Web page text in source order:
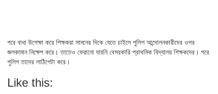
পরে বাধা উপেক্ষা করে শিক্ষকরা সামনের দিকে যেতে চাইলে পুলিশ আন্দোলনকারীদের ওপর
জলকামান নিক্ষেপ করে। তাতেও ফেরানো যায়নি বেসরকারি প্রাথমিক বিদ্যালয় শিক্ষকদের। পরে
পুলিশ তাদের লাঠিপেটা করে।
Like this: